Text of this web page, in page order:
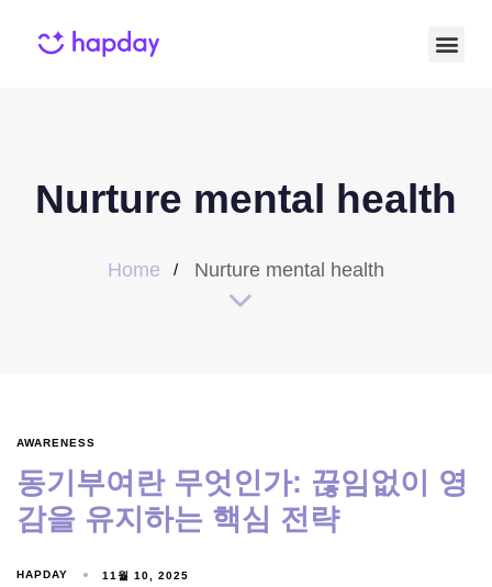
Nurture mental health
Home Nurture mental health
AWARENESS
동기부여란 무엇인가: 끊임없이 영
감을 유지하는 핵심 전략
HAPDAY 11월 10, 2025